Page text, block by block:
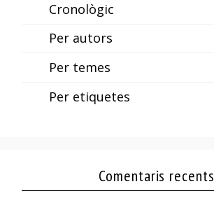
Cronològic
Per autors
Per temes
Per etiquetes
Comentaris recents